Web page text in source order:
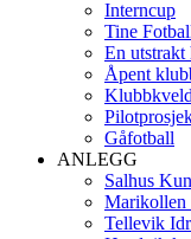
Interncup
Tine
En utstrakt
Åpent
Gåfotball
ANLEGG
Salhus
Marikollen
Tellevik